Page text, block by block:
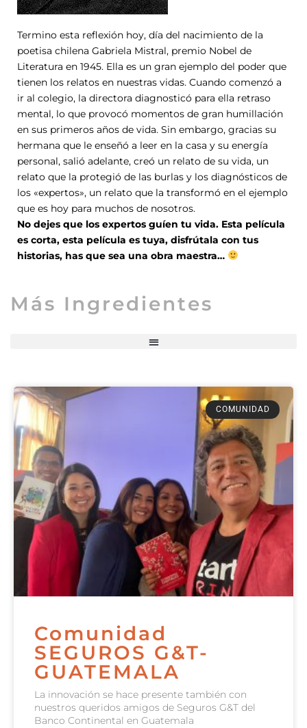
Termino esta reflexión hoy, día del nacimiento de la
poetisa chilena Gabriela Mistral, premio Nobel de
Literatura en 1945. Ella es un gran ejemplo del poder que
tienen los relatos en nuestras vidas. Cuando comenzó a
ir al colegio, la directora diagnosticó para ella retraso
mental, lo que provocó momentos de gran humillación
en sus primeros años de vida. Sin embargo, gracias su
hermana que le enseñó a leer en la casa y su energía
personal, salió adelante, creó un relato de su vida, un
relato que la protegió de las burlas y los diagnósticos de
los «expertos», un relato que la transformó en el ejemplo
que es hoy para muchos de nosotros.
No dejes que los expertos guíen tu vida. Esta película
es corta, esta película es tuya, disfrútala con tus
historias, has que sea una obra maestra…
Más Ingredientes
COMUNIDAD
Comunidad
SEGUROS G&T-
GUATEMALA
La innovación se hace presente también con
nuestros queridos amigos de Seguros G&T del
Banco Continental en Guatemala